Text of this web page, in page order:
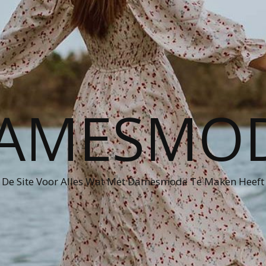
De Site Voor Alles Wat Met Damesmode Te Maken Heeft